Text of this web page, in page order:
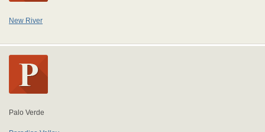
New River
Palo Verde